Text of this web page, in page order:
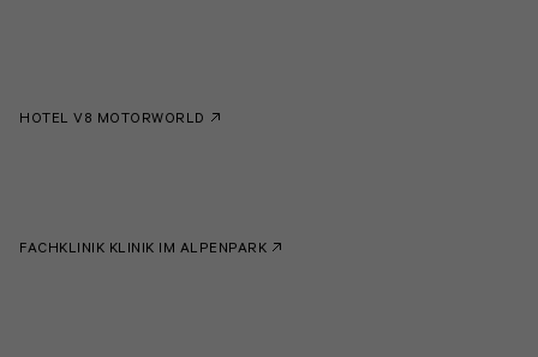
HOTEL V8 MOTORWORLD
FACHKLINIK KLINIK IM ALPENPARK